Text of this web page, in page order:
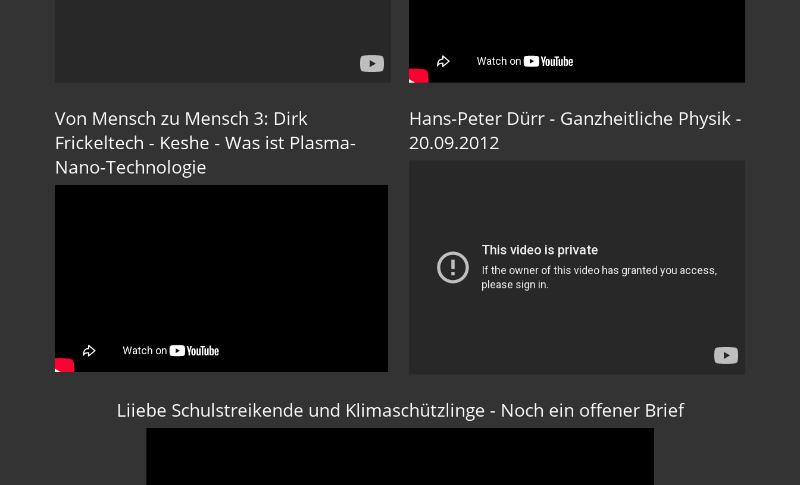
Von Mensch zu Mensch 3: Dirk
Frickeltech - Keshe - Was ist Plasma-
Nano-Technologie
Hans-Peter Dürr - Ganzheitliche Physik -
20.09.2012
Liiebe Schulstreikende und Klimaschützlinge - Noch ein offener Brief